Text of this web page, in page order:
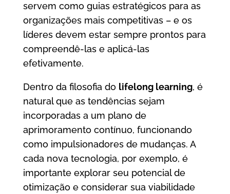
servem como guias estratégicos para as
organizações mais competitivas – e os
líderes devem estar sempre prontos para
compreendê-las e aplicá-las
efetivamente.
Dentro da filosofia do lifelong learning, é
natural que as tendências sejam
incorporadas a um plano de
aprimoramento contínuo, funcionando
como impulsionadores de mudanças. A
cada nova tecnologia, por exemplo, é
importante explorar seu potencial de
otimização e considerar sua viabilidade